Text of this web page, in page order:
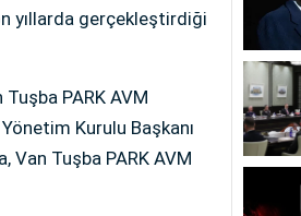
yıllarda gerçekleştirdiği
PARK AVM
Kurulu Başkanı
Van Tuşba PARK AVM